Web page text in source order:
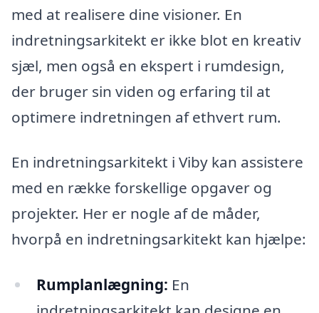
med at realisere dine visioner. En
indretningsarkitekt er ikke blot en kreativ
sjæl, men også en ekspert i rumdesign,
der bruger sin viden og erfaring til at
optimere indretningen af ethvert rum.
En indretningsarkitekt i Viby kan assistere
med en række forskellige opgaver og
projekter. Her er nogle af de måder,
hvorpå en indretningsarkitekt kan hjælpe:
Rumplanlægning: En